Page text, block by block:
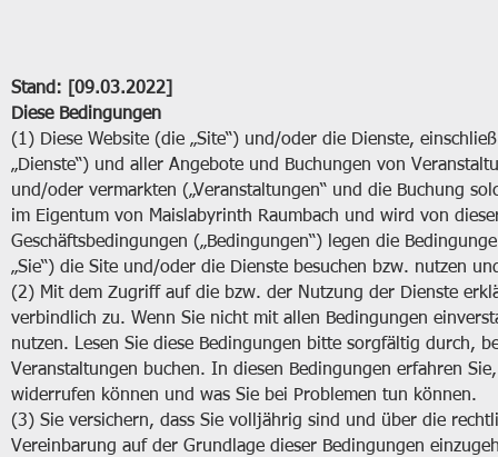
Stand: [09.03.2022]
Diese Bedingungen
(1) Diese Website (die „Site“) und/oder die Dienste,
„Dienste“) und aller Angebote und Buchungen von
und/oder vermarkten („Veranstaltungen“ und die Buchung
im Eigentum von Maislabyrinth Raumbach und wird von
Geschäftsbedingungen („Bedingungen“) legen die
„Sie“) die Site und/oder die Dienste besuchen bzw. nutzen
(2) Mit dem Zugriff auf die bzw. der Nutzung der Dienste
verbindlich zu. Wenn Sie nicht mit allen Bedingungen
nutzen. Lesen Sie diese Bedingungen bitte sorgfältig durch,
Veranstaltungen buchen. In diesen Bedingungen erfahren
widerrufen können und was Sie bei Problemen tun können.
(3) Sie versichern, dass Sie volljährig sind und über die
Vereinbarung auf der Grundlage dieser Bedingungen